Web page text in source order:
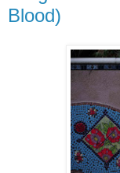
Blood)